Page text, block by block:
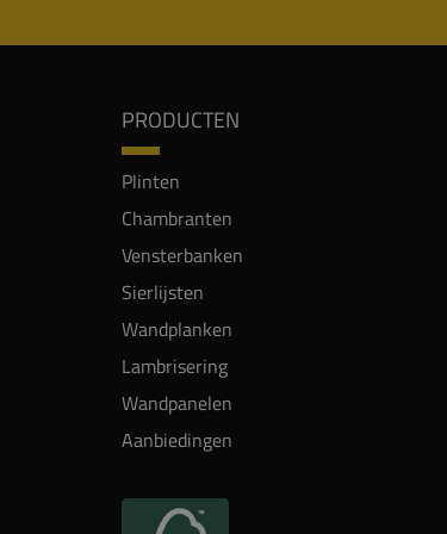
PRODUCTEN
Plinten
Chambranten
Vensterbanken
Sierlijsten
Wandplanken
Lambrisering
Wandpanelen
Aanbiedingen